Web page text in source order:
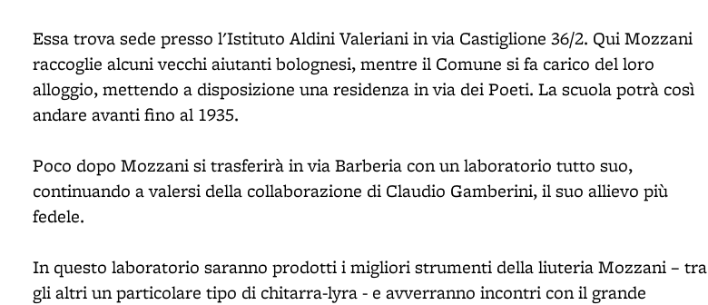
Essa trova sede presso l'Istituto Aldini Valeriani in via Castiglione 36/2. Qui Mozzani
raccoglie alcuni vecchi aiutanti bolognesi, mentre il Comune si fa carico del loro
alloggio, mettendo a disposizione una residenza in via dei Poeti. La scuola potrà così
andare avanti fino al 1935.
Poco dopo Mozzani si trasferirà in via Barberia con un laboratorio tutto suo,
continuando a valersi della collaborazione di Claudio Gamberini, il suo allievo più
fedele.
In questo laboratorio saranno prodotti i migliori strumenti della liuteria Mozzani – tra
gli altri un particolare tipo di chitarra-lyra - e avverranno incontri con il grande